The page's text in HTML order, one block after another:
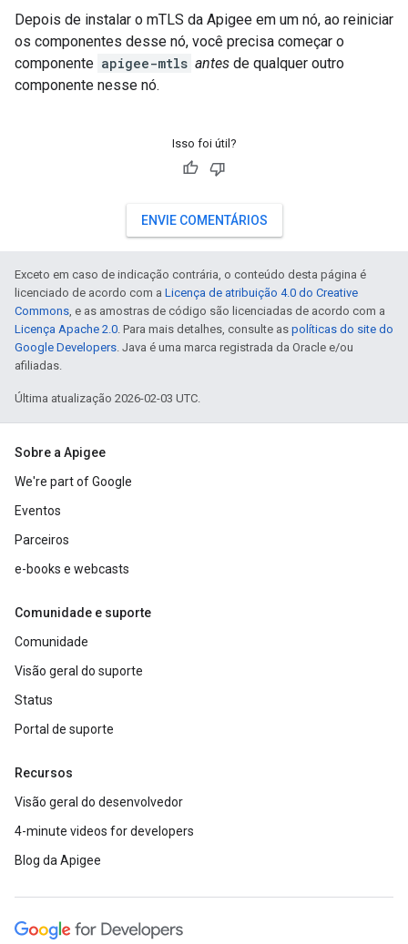
Depois de instalar o mTLS da Apigee em um nó, ao reiniciar
os componentes desse nó, você precisa começar o
componente apigee-mtls antes de qualquer outro
componente nesse nó.
Isso foi útil?
ENVIE COMENTÁRIOS
Exceto em caso de indicação contrária, o conteúdo desta página é
licenciado de acordo com a Licença de atribuição 4.0 do Creative
Commons, e as amostras de código são licenciadas de acordo com a
Licença Apache 2.0. Para mais detalhes, consulte as políticas do site do
Google Developers. Java é uma marca registrada da Oracle e/ou
afiliadas.
Última atualização 2026-02-03 UTC.
Sobre a Apigee
We're part of Google
Eventos
Parceiros
e-books e webcasts
Comunidade e suporte
Comunidade
Visão geral do suporte
Status
Portal de suporte
Recursos
Visão geral do desenvolvedor
4-minute videos for developers
Blog da Apigee